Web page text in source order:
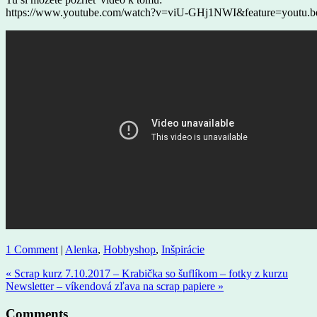
https://www.youtube.com/watch?v=viU-
1 Comment | Alenka, Hobbyshop, Inšpirácie
« Scrap kurz 7.10.2017 – Krabička so šuflíkom – fotky z kurzu
Newsletter – víkendová zľava na scrap papiere »
Comments